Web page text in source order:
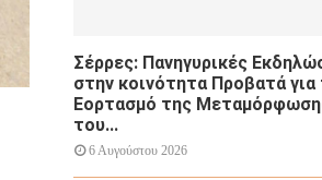
Σέρρες: Πανηγυρικές
στην κοινότητα Προβατά για
Εορτασμό της
του...
6 Αυγούστου 2026